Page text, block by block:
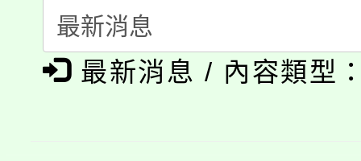
程
「本色祭」8/29、30在
場熱烈登場!
8/21下午1時於龍潭區
最新消息 / 內容類型